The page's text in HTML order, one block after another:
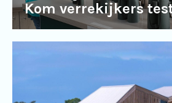
Kom verrekijkers